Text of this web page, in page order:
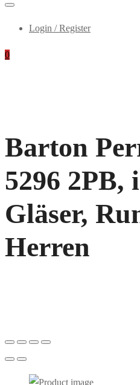
Login / Register
0
Barton
5296 2PB,
Gläser,
Herren